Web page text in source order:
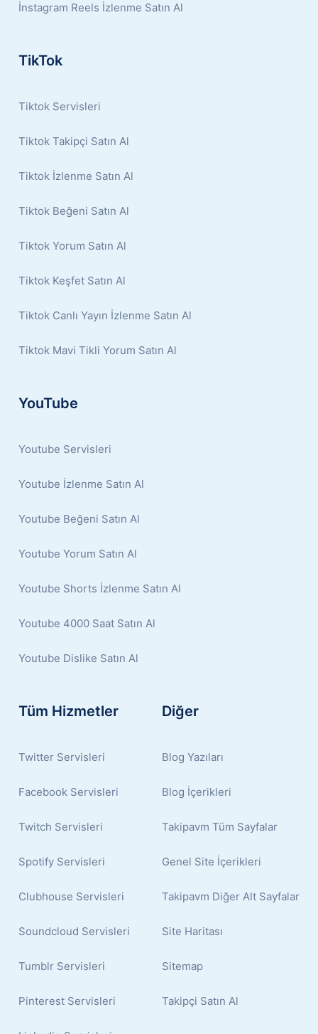
İnstagram Reels İzlenme Satın Al
TikTok
Tiktok Servisleri
Tiktok Takipçi Satın Al
Tiktok İzlenme Satın Al
Tiktok Beğeni Satın Al
Tiktok Yorum Satın Al
Tiktok Keşfet Satın Al
Tiktok Canlı Yayın İzlenme Satın Al
Tiktok Mavi Tikli Yorum Satın Al
YouTube
Youtube Servisleri
Youtube İzlenme Satın Al
Youtube Beğeni Satın Al
Youtube Yorum Satın Al
Youtube Shorts İzlenme Satın Al
Youtube 4000 Saat Satın Al
Youtube Dislike Satın Al
Tüm Hizmetler
Twitter Servisleri
Facebook Servisleri
Twitch Servisleri
Spotify Servisleri
Clubhouse Servisleri
Soundcloud Servisleri
Tumblr Servisleri
Pinterest Servisleri
Diğer
Blog Yazıları
Blog İçerikleri
Takipavm Tüm Sayfalar
Genel Site İçerikleri
Takipavm Diğer Alt Sayfalar
Site Haritası
Sitemap
Takipçi Satın Al